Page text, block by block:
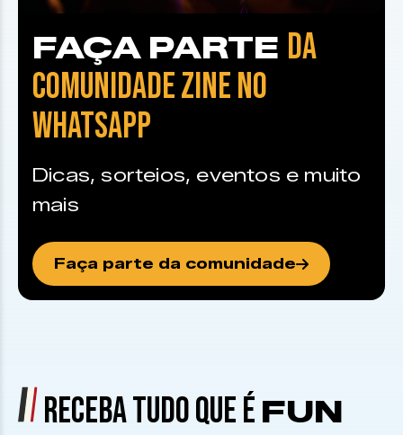
FAÇA PARTE DA
COMUNIDADE ZINE NO
WHATSAPP
Dicas, sorteios, eventos e muito
mais
Faça parte da comunidade
RECEBA TUDO QUE É FUN